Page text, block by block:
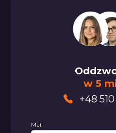
w 5
+48
Mail